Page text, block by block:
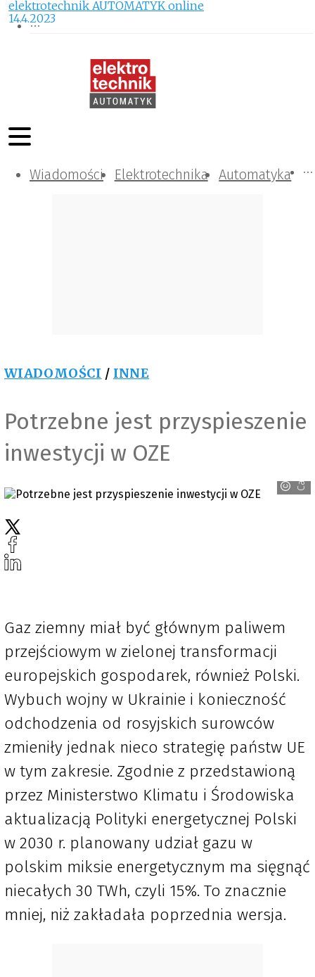
Wiadomości Elektrotechnika Automatyka
Komunikacja i IT
Kontrola
Tematy specjalne
WIADOMOŚCI / INNE
Potrzebne jest przyspieszenie
inwestycji w OZE
Canva
elektrotechnik AUTOMATYK online
14.4.2023
Gaz ziemny miał być głównym paliwem
przejściowym w zielonej transformacji
europejskich gospodarek, również Polski.
Wybuch wojny w Ukrainie i konieczność
odchodzenia od rosyjskich surowców
zmieniły jednak nieco strategię państw UE
w tym zakresie. Zgodnie z przedstawioną
przez Ministerstwo Klimatu i Środowiska
aktualizacją Polityki energetycznej Polski
w 2030 r. planowany udział gazu w
polskim miksie energetycznym ma sięgnąć
niecałych 30 TWh, czyli 15%. To znacznie
mniej, niż zakładała poprzednia wersja.